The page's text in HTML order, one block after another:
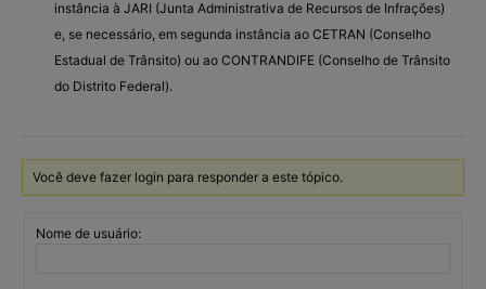
instância à JARI (Junta Administrativa de Recursos de Infrações)
e, se necessário, em segunda instância ao CETRAN (Conselho
Estadual de Trânsito) ou ao CONTRANDIFE (Conselho de Trânsito
do Distrito Federal).
Você deve fazer login para responder a este tópico.
Nome de usuário: